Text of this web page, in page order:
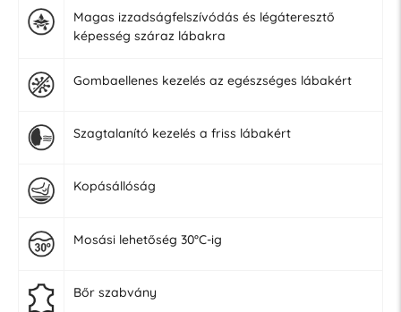
Magas izzadságfelszívódás és légáteresztő
képesség száraz lábakra
Gombaellenes kezelés az egészséges lábakért
Szagtalanító kezelés a friss lábakért
Kopásállóság
Mosási lehetőség 30°C-ig
Bőr szabvány